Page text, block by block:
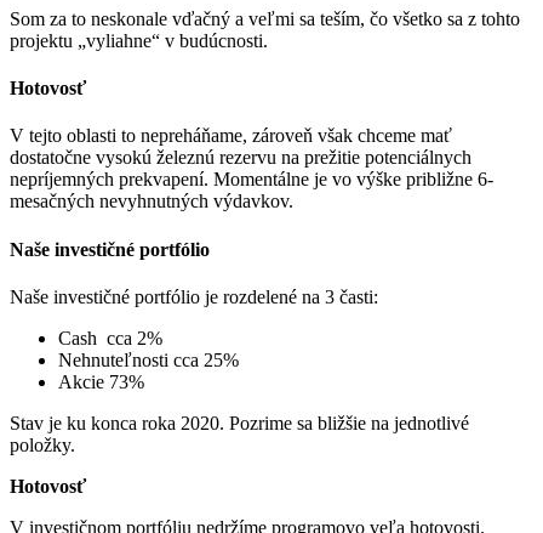
Som za to neskonale vďačný a veľmi sa teším, čo všetko sa z tohto
projektu „vyliahne“ v budúcnosti.
Hotovosť
V tejto oblasti to nepreháňame, zároveň však chceme mať
dostatočne vysokú železnú rezervu na prežitie potenciálnych
nepríjemných prekvapení. Momentálne je vo výške približne 6-
mesačných nevyhnutných výdavkov.
Naše investičné portfólio
Naše investičné portfólio je rozdelené na 3 časti:
Cash cca 2%
Nehnuteľnosti cca 25%
Akcie 73%
Stav je ku konca roka 2020. Pozrime sa bližšie na jednotlivé
položky.
Hotovosť
V investičnom portfóliu nedržíme programovo veľa hotovosti.